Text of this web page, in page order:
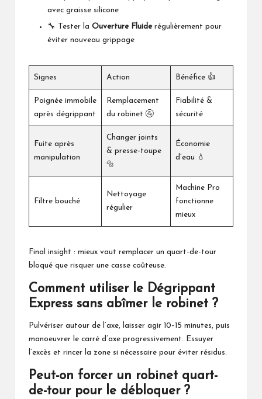
avec graisse silicone
🔧 Tester la Ouverture Fluiderégulièrement pour
éviter nouveau grippage
Signes Action Bénéfice 👍
Poignée immobile
après dégrippant
Remplacement
du robinet 🚰
Fiabilité &
sécurité
Fuite après
manipulation
Changer joints
& presse-toupe
🔩
Économie
d’eau 💧
Filtre bouché
Nettoyage
régulier
Machine Pro
fonctionne
mieux
Final insight : mieux vaut remplacer un quart-de-tour
bloqué que risquer une casse coûteuse.
Comment utiliser le Dégrippant
Express sans abîmer le robinet ?
Pulvériser autour de l’axe, laisser agir 10–15 minutes, puis
manoeuvrer le carré d’axe progressivement. Essuyer
l’excès et rincer la zone si nécessaire pour éviter résidus.
Peut-on forcer un robinet quart-
de-tour pour le débloquer ?